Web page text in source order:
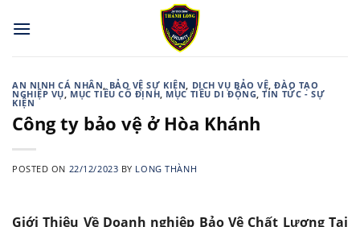
AN NINH CÁ NHÂN, BẢO VỆ SỰ KIỆN, DỊCH VỤ BẢO VỆ,ĐÀO TẠO
NGHIỆP VỤ, MỤC TIÊU CỐ ĐỊNH, MỤC TIÊU DI ĐỘNG,TIN TỨC - SỰ
KIỆN
Công ty bảo vệ ở Hòa Khánh
POSTED ON 22/12/2023 BY LONG THÀNH
Giới Thiệu Về Doanh nghiệp Bảo Vệ Chất Lượng Tại